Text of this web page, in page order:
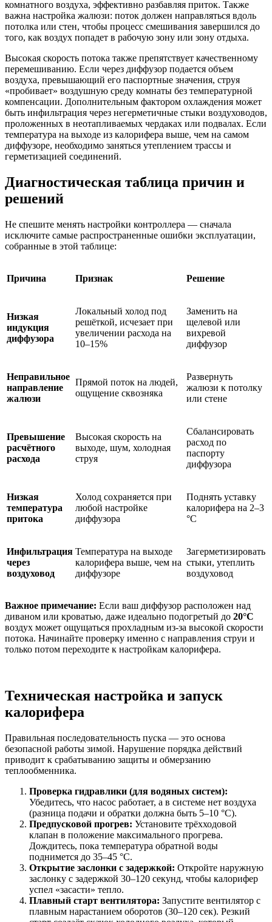
комнатного воздуха, эффективно разбавляя приток. Также
важна настройка жалюзи: поток должен направляться вдоль
потолка или стен, чтобы процесс смешивания завершился до
того, как воздух попадет в рабочую зону или зону отдыха.
Высокая скорость потока также препятствует качественному
перемешиванию. Если через диффузор подается объем
воздуха, превышающий его паспортные значения, струя
«пробивает» воздушную среду комнаты без температурной
компенсации. Дополнительным фактором охлаждения может
быть инфильтрация через негерметичные стыки воздуховодов,
проложенных в неотапливаемых чердаках или подвалах. Если
температура на выходе из калорифера выше, чем на самом
диффузоре, необходимо заняться утеплением трассы и
герметизацией соединений.
Диагностическая таблица причин и
решений
Не спешите менять настройки контроллера — сначала
исключите самые распространенные ошибки эксплуатации,
собранные в этой таблице:
Причина Признак Решение
Низкая
индукция
диффузора
Локальный холод под
решёткой, исчезает при
увеличении расхода на
10–15%
Заменить на
щелевой или
вихревой
диффузор
Неправильное
направление
жалюзи
Прямой поток на людей,
ощущение сквозняка
Развернуть
жалюзи к потолку
или стене
Превышение
расчётного
расхода
Высокая скорость на
выходе, шум, холодная
струя
Сбалансировать
расход по
паспорту
диффузора
Низкая
температура
притока
Холод сохраняется при
любой настройке
диффузора
Поднять уставку
калорифера на 2–3
°C
Инфильтрация
через
воздуховод
Температура на выходе
калорифера выше, чем на
диффузоре
Загерметизировать
стыки, утеплить
воздуховод
Важное примечание: Если ваш диффузор расположен над
диваном или кроватью, даже идеально подогретый до 20°C
воздух может ощущаться прохладным из‑за высокой скорости
потока. Начинайте проверку именно с направления струи и
только потом переходите к настройкам калорифера.
Техническая настройка и запуск
калорифера
Правильная последовательность пуска — это основа
безопасной работы зимой. Нарушение порядка действий
приводит к срабатыванию защиты и обмерзанию
теплообменника.
Проверка гидравлики (для водяных систем):
Убедитесь, что насос работает, а в системе нет воздуха
(разница подачи и обратки должна быть 5–10 °C).
Предпусковой прогрев: Установите трёхходовой
клапан в положение максимального прогрева.
Дождитесь, пока температура обратной воды
поднимется до 35–45 °C.
Открытие заслонки с задержкой: Откройте наружную
заслонку с задержкой 30–120 секунд, чтобы калорифер
успел «засасти» тепло.
Плавный старт вентилятора: Запустите вентилятор с
плавным нарастанием оборотов (30–120 сек). Резкий